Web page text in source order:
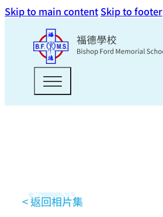
Skip to main content Skip to footer
< 返回相片集